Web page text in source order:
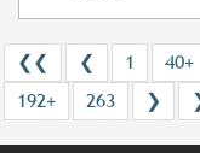
❮❮ ❮ 1 40+
192+
263 ❯